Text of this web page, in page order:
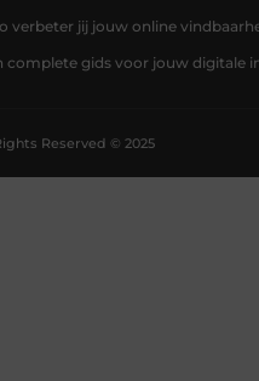
verbeter jij jouw online
complete gids voor jouw digitale
Reserved © 2025